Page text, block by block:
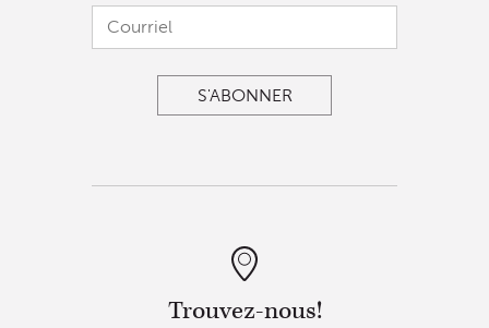
Trouvez-nous!